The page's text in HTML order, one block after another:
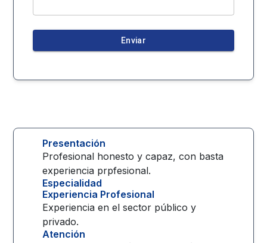
Enviar
Presentación
Profesional honesto y capaz, con basta
experiencia prpfesional.
Especialidad
Experiencia Profesional
Experiencia en el sector público y
privado.
Atención